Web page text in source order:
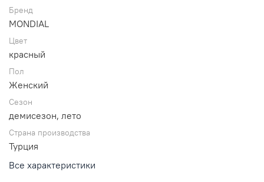
Бренд
MONDIAL
Цвет
красный
Пол
Женский
Сезон
демисезон, лето
Страна производства
Турция
Все характеристики